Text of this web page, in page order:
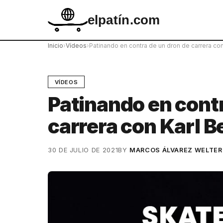
elpatín.com
Inicio›Vídeos›Patinando en contra de un dron de carrera
VÍDEOS
Patinando en
carrera con Karl
30 DE JULIO DE 2021BY MARCOS ÁLVAREZ